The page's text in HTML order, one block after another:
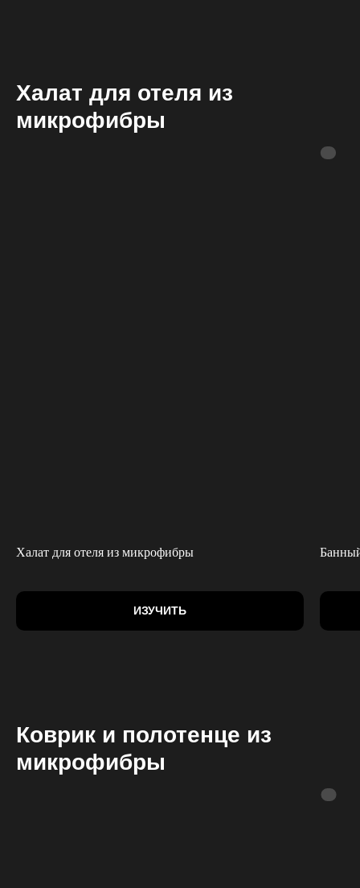
Халат для отеля из
микрофибры
Халат для отеля из микрофибры
ИЗУЧИТЬ
Коврик и полотенце из
микрофибры